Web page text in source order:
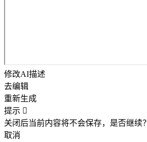
修改AI描述
去编辑
重新生成
提示 
关闭后当前内容将不会保存，是否继续？
取消